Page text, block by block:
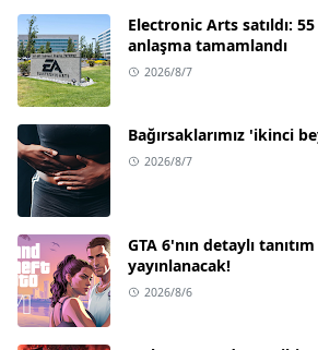
Electronic Arts satıldı:
anlaşma tamamlandı
2026/8/7
Bağırsaklarımız 'ikinci
2026/8/7
GTA 6'nın detaylı
yayınlanacak!
2026/8/6